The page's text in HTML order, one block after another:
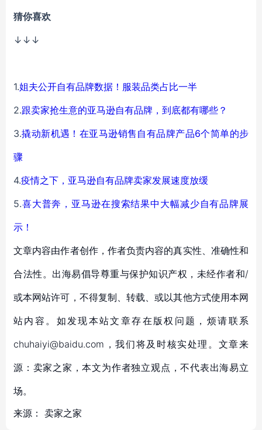
猜你喜欢
↓↓↓
1.姐夫公开自有品牌数据！服装品类占比一半
2.跟卖家抢生意的亚马逊自有品牌，到底都有哪些？
3.撬动新机遇！在亚马逊销售自有品牌产品6个简单的步
骤
4.疫情之下，亚马逊自有品牌卖家发展速度放缓
5.喜大普奔，亚马逊在搜索结果中大幅减少自有品牌展
示！
文章内容由作者创作，作者负责内容的真实性、准确性和
合法性。出海易倡导尊重与保护知识产权，未经作者和/
或本网站许可，不得复制、转载、或以其他方式使用本网
站内容。如发现本站文章存在版权问题，烦请联系
chuhaiyi@baidu.com，我们将及时核实处理。文章来
源：卖家之家，本文为作者独立观点，不代表出海易立
场。
来源： 卖家之家